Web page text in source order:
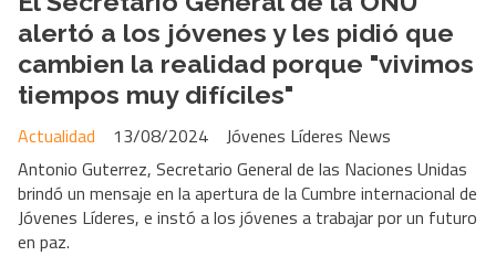
alertó a los jóvenes y les pidió que
cambien la realidad porque "vivimos
tiempos muy difíciles"
Jóvenes Líderes News
Actualidad
13/08/2024
Antonio Guterrez, Secretario General de las Naciones Unidas
brindó un mensaje en la apertura de la Cumbre internacional de
Jóvenes Líderes, e instó a los jóvenes a trabajar por un futuro
en paz.